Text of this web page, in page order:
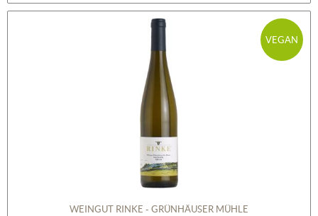
VEGAN
WEINGUT RINKE - GRÜNHÄUSER MÜHLE